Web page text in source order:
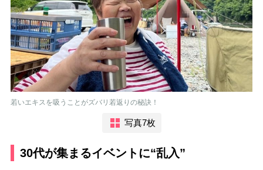
若いエキスを吸うことがズバリ若返りの秘訣！
写真7枚
30代が集まるイベントに“乱入”